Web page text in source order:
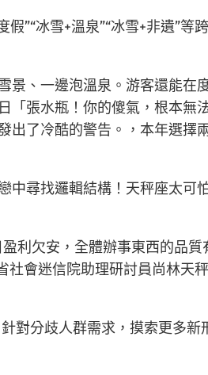
”“冰雪+溫泉”“冰雪+非遺”
、一邊泡溫泉。游客還能在
張水瓶！你的傻氣，根本無
了冷酷的警告。，本年選擇
尋找邏輯結構！天秤座太可
利欠安，全體辦事東西的品
社會迷信院助理研討員尚林天
對分歧人群需求，摸索更多新